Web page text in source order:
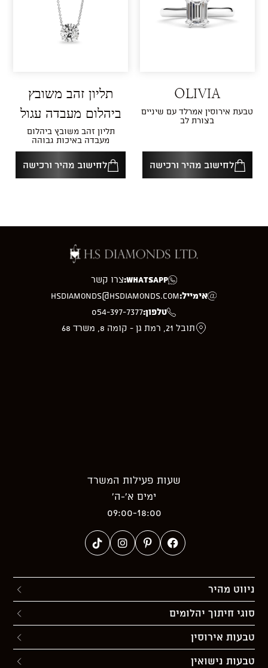
OLIVIA
טבעת אירוסין אמרלד עם שיניים
בצורת לב
לחישוב מהיר ורכישה
תליון זהב משובץ
ביהלום מעבדה עגול
תליון זהב משובץ ביהלום
מעבדה באיכות גבוהה
לחישוב מהיר ורכישה
WhatsApp: צרו קשר
אימייל:hsdiamonds@hsdiamonds.com
טלפון:054-397-7377
תובל 21, רמת גן - קומה 8, משרד 68
שעות פעילות המשרד
ימים א’-ה’
09:00-18:00
ניווט מהיר
סוגי חיתוך יהלומים
טבעות אירוסין
טבעות נישואין